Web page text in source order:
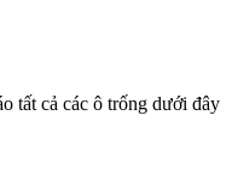
tất cả các ô trống dưới đây